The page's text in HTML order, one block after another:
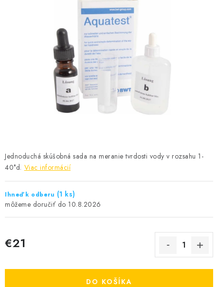
Jednoduchá skúšobná sada na meranie tvrdosti vody v rozsahu 1-
40°d. Viac informácií
Ihneď k odberu (1 ks)
10.8.2026
€21
DO KOŠÍKA